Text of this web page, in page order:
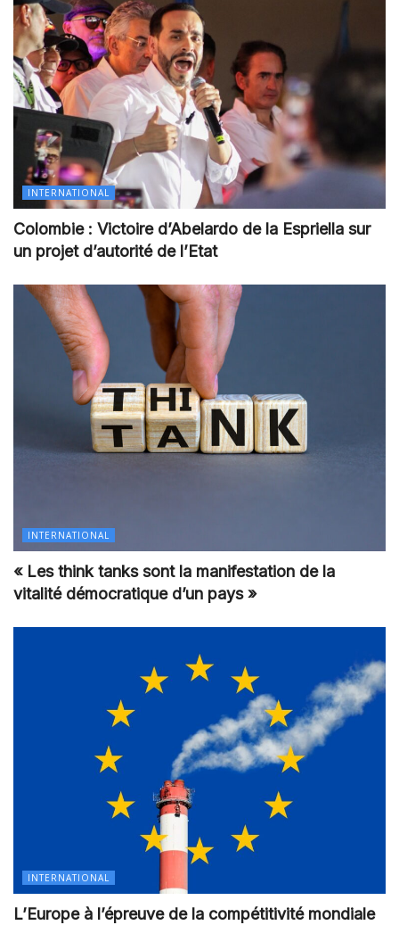
INTERNATIONAL
Colombie : Victoire d’Abelardo de la Espriella sur
un projet d’autorité de l’Etat
INTERNATIONAL
« Les think tanks sont la manifestation de la
vitalité démocratique d’un pays »
INTERNATIONAL
L’Europe à l’épreuve de la compétitivité mondiale